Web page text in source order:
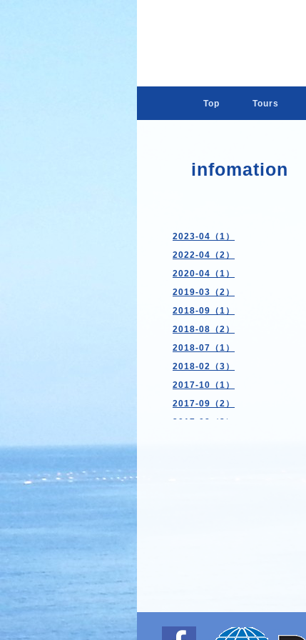
Top Tours
2023-04（1）
2022-04（2）
2020-04（1）
2019-03（2）
2018-09（1）
2018-08（2）
2018-07（1）
2018-02（3）
2017-10（1）
2017-09（2）
2017-08（3）
infomation